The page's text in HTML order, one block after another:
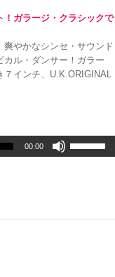
て
だ
さ
い。
！ガラージ・クラシックで
爽やかなシンセ・サウンド
カル・ダンサー！ガラー
７インチ、U.K.ORIGINAL
00:00
ボ
リ